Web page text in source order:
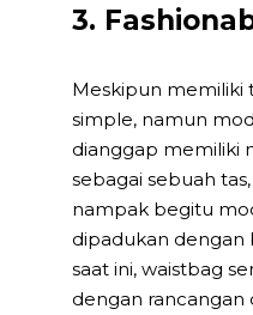
3.
Meskipun memiliki
simple, namun
dianggap memiliki
sebagai sebuah
nampak begitu
dipadukan dengan
saat ini, waistbag
dengan rancangan